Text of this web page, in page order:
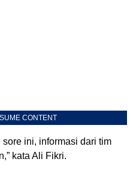
CONTENT
ini, informasi dari tim
kata Ali Fikri.